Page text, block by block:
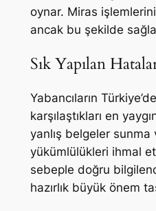
oynar. Miras
ancak bu şekilde
Sık Yapılan
Yabancıların
karşılaştıkları en
yanlış belgeler sunma
yükümlülükleri ihmal
sebeple doğru
hazırlık büyük önem